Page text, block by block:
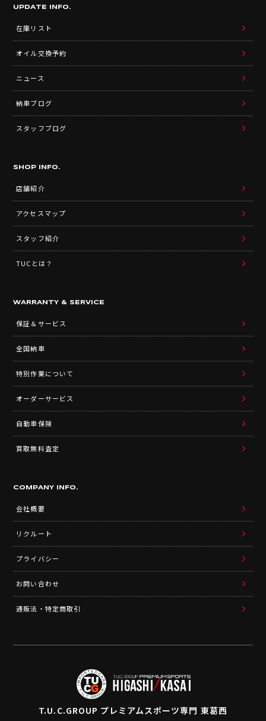
UPDATE INFO.
在庫リスト
オイル交換予約
ニュース
納車ブログ
スタッフブログ
SHOP INFO.
店舗紹介
アクセスマップ
スタッフ紹介
TUCとは？
WARRANTY & SERVICE
保証＆サービス
全国納車
特別作業について
オーダーサービス
自動車保険
買取無料査定
COMPANY INFO.
会社概要
リクルート
プライバシー
お問い合わせ
通販法・特定商取引
T.U.C.GROUP プレミアムスポーツ専門 東葛西